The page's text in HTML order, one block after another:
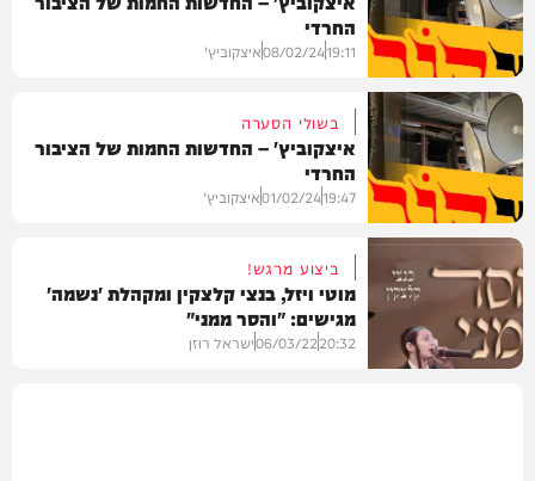
מידע
החרדי
19:11
08/02/24איצקוביץ'
איצקוביץ'
בשולי הסערה
איצקוביץ' – החדשות החמות של הציבור
החרדי
19:47
01/02/24איצקוביץ'
ביצוע מרגש!
מוטי ויזל, בנצי קלצקין ומקהלת 'נשמה'
מגישים: "והסר ממני"
20:32
06/03/22ישראל רוזן